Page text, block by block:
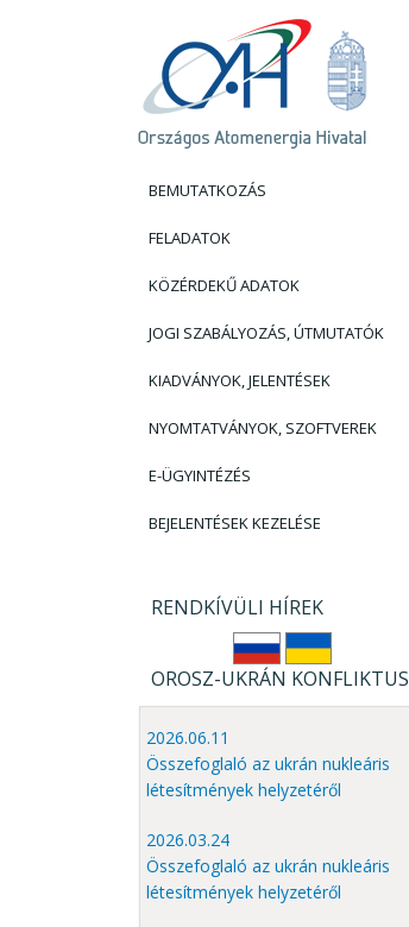
BEMUTATKOZÁS
FELADATOK
KÖZÉRDEKŰ ADATOK
JOGI SZABÁLYOZÁS, ÚTMUTATÓK
KIADVÁNYOK, JELENTÉSEK
NYOMTATVÁNYOK, SZOFTVEREK
E-ÜGYINTÉZÉS
BEJELENTÉSEK KEZELÉSE
RENDKÍVÜLI HÍREK
OROSZ-UKRÁN KONFLIKTUS
2026.06.11
Összefoglaló az ukrán nukleáris
létesítmények helyzetéről
2026.03.24
Összefoglaló az ukrán nukleáris
létesítmények helyzetéről